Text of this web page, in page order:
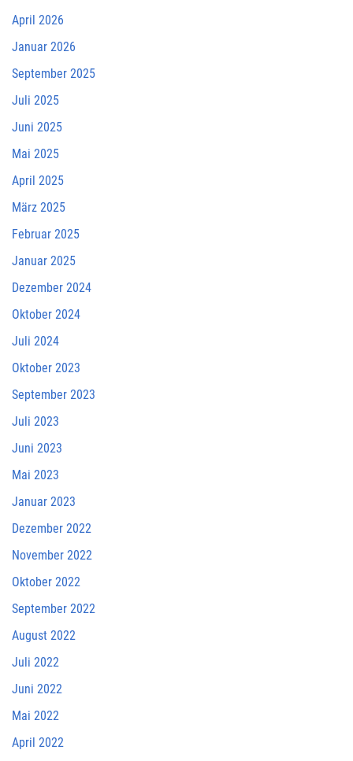
April 2026
Januar 2026
September 2025
Juli 2025
Juni 2025
Mai 2025
April 2025
März 2025
Februar 2025
Januar 2025
Dezember 2024
Oktober 2024
Juli 2024
Oktober 2023
September 2023
Juli 2023
Juni 2023
Mai 2023
Januar 2023
Dezember 2022
November 2022
Oktober 2022
September 2022
August 2022
Juli 2022
Juni 2022
Mai 2022
April 2022